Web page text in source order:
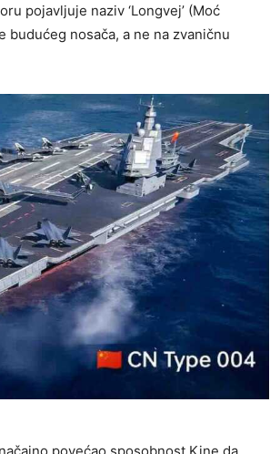
pojavljuje naziv ‘Longvej’ (Moć
budućeg nosača, a ne na zvaničnu